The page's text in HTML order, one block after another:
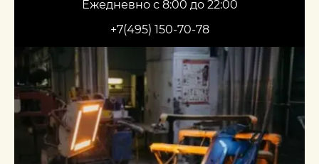
Ежедневно с 8:00 до 22:00
+7(495) 150-70-78